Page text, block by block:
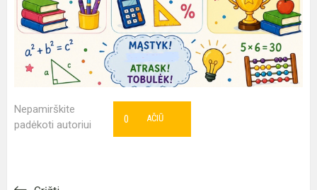
Nepamirškite
padėkoti autoriui
AČIŪ
0